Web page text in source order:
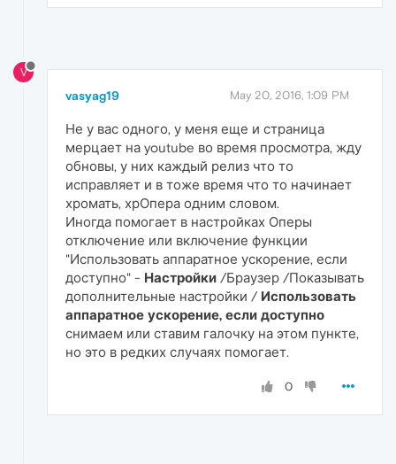
V
vasyag19 May 20, 2016, 1:09 PM
Не у вас одного, у меня еще и страница
мерцает на youtube во время просмотра, жду
обновы, у них каждый релиз что то
исправляет и в тоже время что то начинает
хромать, хрОпера одним словом.
Иногда помогает в настройках Оперы
отключение или включение функции
"Использовать аппаратное ускорение, если
доступно" - Настройки /Браузер /Показывать
дополнительные настройки / Использовать
аппаратное ускорение, если доступно
снимаем или ставим галочку на этом пункте,
но это в редких случаях помогает.
0